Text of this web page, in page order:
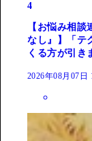
4
【お悩み相
なし』】「テ
くる方が引き
2026年08月07日